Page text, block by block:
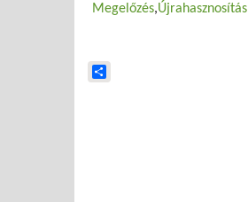
Megelőzés Újrahasznosítás